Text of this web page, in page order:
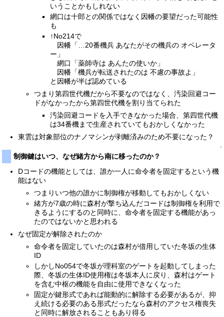
いうことかもしれない
網口は十郎との関係ではなく因幡の要望だった可能性
も
↑No214で
因幡「…20番機兵 あなたがその機兵の オペレータ
ー」
網口「薬師寺は あんたの使いか」
因幡「機兵が転送されたのは 不慮の事故よ」
と因幡が半ば認めている
つまり第四世代機だから不要なのではなく、汚染回避コー
ドがなかったから第四世代機を割り当てられた
汚染回避コードを入手できなかった場合、第四世代機
は34番機まで生産されていてもおかしくなかった
東雲は対象部位のナノマシンが剥離済みのため不要になった？
↑
制御鍵はいつ、なぜ緒方から南に移ったのか？
Dコードの機能としては、誰か一人に命令者を固定するという機
能はない
つまりいつ他の誰かに制御権が移動してもおかしくない
緒方が7歳の時に森村が撃ち込んだコードは制御権を利用で
きるようにするのと同時に、命令者を固定する機能があっ
たのではないかと思われる
なぜ固定が解除されたのか
命令者を固定していたのは森村が借用していた冬坂の生体
ID
しかしNo054で冬坂が理科室のゲートを起動してしまった
際、冬坂の生体ID使用権は冬坂本人に戻り、森村はゲート
を含む中枢の機能を自由に使用できなくなった
固定が鍵形式であれば能動的に解除する必要があるが、抑
え続ける必要のある形式だったなら森村のアクセス権喪失
と同時に解放されることもあり得る